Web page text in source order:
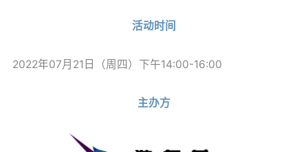
活动时间
2022年07月21日（周四）下午14:00-16:00
主办方